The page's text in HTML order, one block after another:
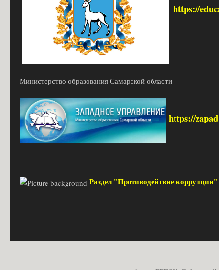
https://
Министерство образования Самарской области
https://
Раздел "Противодейтвие